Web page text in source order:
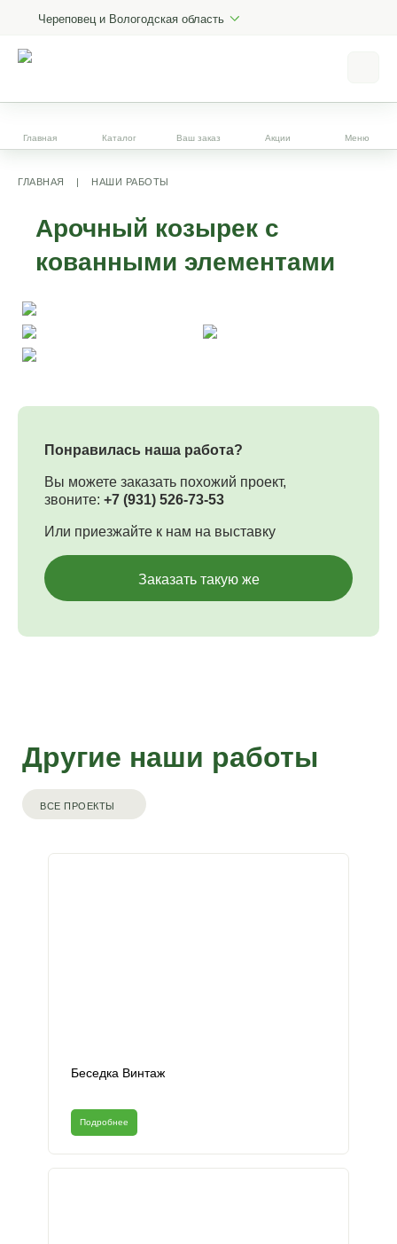
Череповец и Вологодская область
Главная Каталог Ваш заказ Акции Меню
ГЛАВНАЯ | НАШИ РАБОТЫ
Арочный козырек с
кованными элементами
Понравилась наша работа?
Вы можете заказать похожий проект,
звоните: +7 (931) 526-73-53
Или приезжайте к нам на выставку
Заказать такую же
Другие наши работы
ВСЕ ПРОЕКТЫ
Беседка Винтаж
Подробнее